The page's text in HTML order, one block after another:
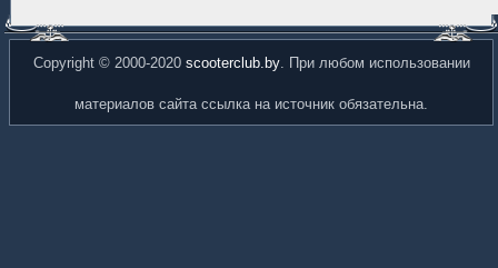
Copyright © 2000-2020 scooterclub.by. При любом использовании
материалов сайта ссылка на источник обязательна.